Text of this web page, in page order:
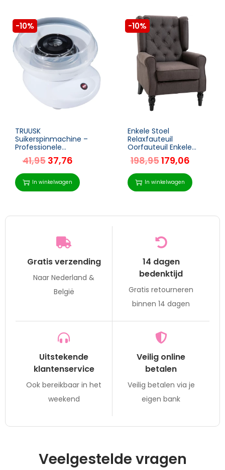
-10%
TRUUSK
Suikerspinmachine –
Professionele
Suikerspinmaker –
Inclusief Suikerspin
Stokjes – Eenvoudig in
Gebruik – Wit
41,95 37,76
In winkelwagen
-10%
Enkele Stoel
Relaxfauteuil
Oorfauteuil Enkele
Stoel Accentstoel Met
Getufte Houten Poten
Polyester Bruin 74 X 86
X 102 Cm
198,95179,06
In winkelwagen
Gratis verzending
Naar Nederland &
België
14 dagen
bedenktijd
Gratis retourneren
binnen 14 dagen
Uitstekende
klantenservice
Ook bereikbaar in het
weekend
Veilig online
betalen
Veilig betalen via je
eigen bank
Veelgestelde vragen